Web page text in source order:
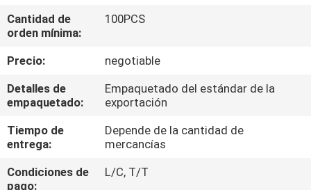
CONTROL
CALIDAD
ÉNTRENOS
EN
CONTACTO
Cantidad de
orden mínima:
100PCS
Precio:
negotiable
Detalles de
empaquetado:
Empaquetado del estándar de la
exportación
Tiempo de
entrega:
Depende de la cantidad de
mercancías
Condiciones de
pago:
L/C, T/T